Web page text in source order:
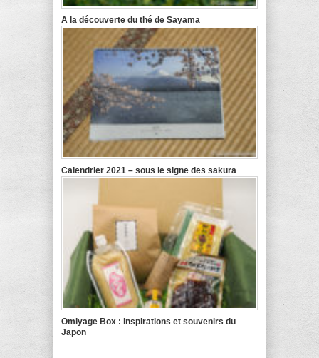
A la découverte du thé de Sayama
Calendrier 2021 – sous le signe des sakura
Omiyage Box : inspirations et souvenirs du
Japon